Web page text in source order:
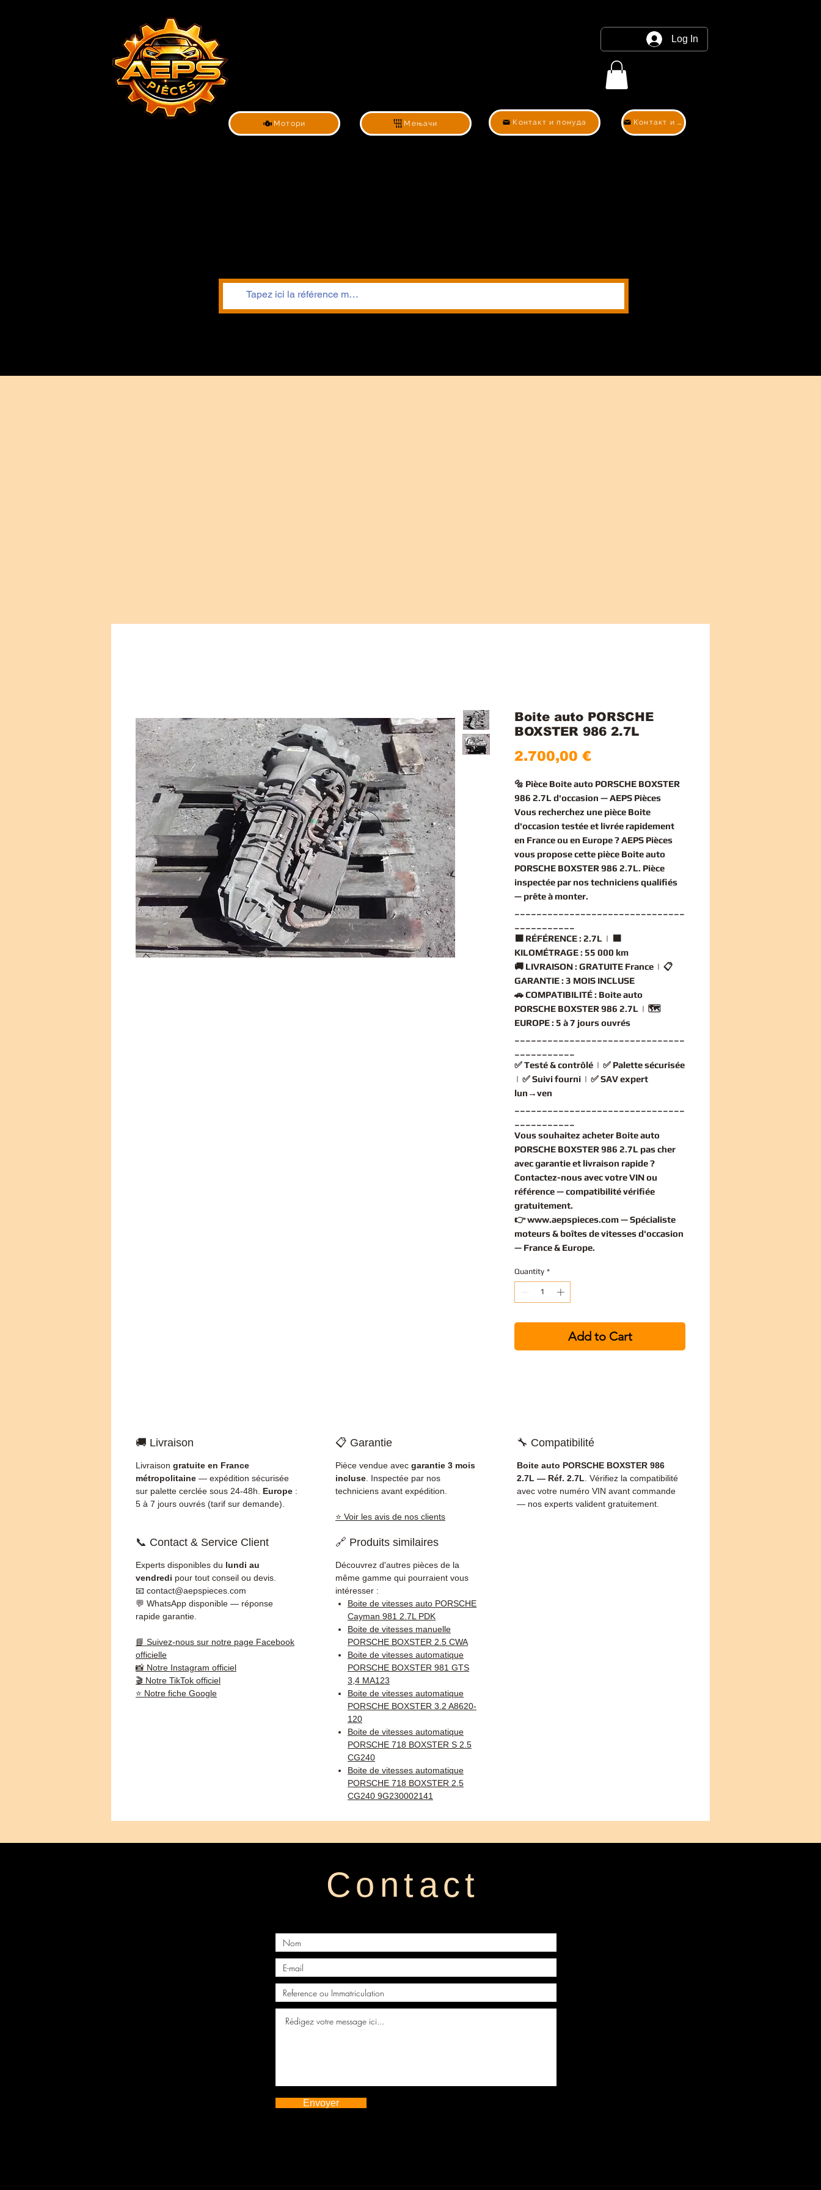
Мотори Мењачи
Log In
Контакт и понуда Контакт и понуда
Boite auto PORSCHE
BOXSTER 986 2.7L
2.700,00 €Price
🔩 Pièce Boite auto PORSCHE BOXSTER
986 2.7L d'occasion — AEPS Pièces
Vous recherchez une pièce Boite
d'occasion testée et livrée rapidement
en France ou en Europe ? AEPS Pièces
vous propose cette pièce Boite auto
PORSCHE BOXSTER 986 2.7L. Pièce
inspectée par nos techniciens qualifiés
— prête à monter.
🟧 RÉFÉRENCE : 2.7L | 🟧
KILOMÉTRAGE : 55 000 km
🚚 LIVRAISON : GRATUITE France | 📋
GARANTIE : 3 MOIS INCLUSE
🚗COMPATIBILITÉ : Boite auto
PORSCHE BOXSTER 986 2.7L | 🗺️
EUROPE : 5 à 7 jours ouvrés
✅Testé & contrôlé | ✅ Palette sécurisée
| ✅Suivi fourni | ✅SAV expert
lun→ven
Vous souhaitez acheter Boite auto
PORSCHE BOXSTER 986 2.7L pas cher
avec garantie et livraison rapide ?
Contactez-nous avec votre VIN ou
référence — compatibilité vérifiée
gratuitement.
👉www.aepspieces.com— Spécialiste
moteurs & boîtes de vitesses d'occasion
— France & Europe.
Quantity *
Add to Cart
🚚 Livraison
Livraison gratuite en France
métropolitaine — expédition sécurisée
sur palette cerclée sous 24-48h. Europe :
5 à 7 jours ouvrés (tarif sur demande).
📋 Garantie
Pièce vendue avec garantie 3 mois
incluse . Inspectée par nos
techniciens avant expédition.
⭐ Voir les avis de nos clients
🔧 Compatibilité
Boite auto PORSCHE BOXSTER 986
2.7L — Réf. 2.7L . Vérifiez la compatibilité
avec votre numéro VIN avant commande
— nos experts valident gratuitement.
📞 Contact & Service Client
Experts disponibles du lundi au
vendredi pour tout conseil ou devis.
📧 contact@aepspieces.com
💬 WhatsApp disponible — réponse
rapide garantie.
📘 Suivez-nous sur notre page Facebook
officielle
📸 Notre Instagram officiel
🎬 Notre TikTok officiel
⭐ Notre fiche Google
🔗 Produits similaires
Découvrez d'autres pièces de la
même gamme qui pourraient vous
intéresser :
Boite de vitesses auto PORSCHE
Cayman 981 2.7L PDK
Boite de vitesses manuelle
PORSCHE BOXSTER 2.5 CWA
Boite de vitesses automatique
PORSCHE BOXSTER 981 GTS
3,4 MA123
Boite de vitesses automatique
PORSCHE BOXSTER 3.2 A8620-
120
Boite de vitesses automatique
PORSCHE 718 BOXSTER S 2.5
CG240
Boite de vitesses automatique
PORSCHE 718 BOXSTER 2.5
CG240 9G230002141
Contact
Envoyer